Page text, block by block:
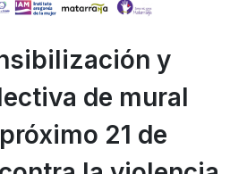
y
de mural
21 de